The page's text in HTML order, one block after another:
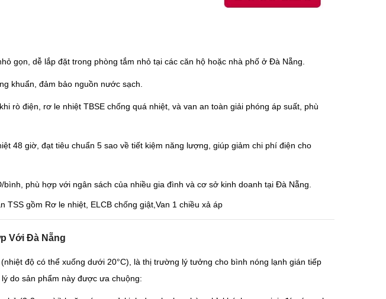
gọn, dễ lắp đặt trong phòng tắm nhỏ tại các căn hộ hoặc nhà phố ở Đà Nẵng.
khuẩn, đảm bảo nguồn nước sạch.
rò điện, rơ le nhiệt TBSE chống quá nhiệt, và van an toàn giải phóng áp suất, phù
48 giờ, đạt tiêu chuẩn 5 sao về tiết kiệm năng lượng, giúp giảm chi phí điện cho
phù hợp với ngân sách của nhiều gia đình và cơ sở kinh doanh tại Đà Nẵng.
Với Đà Nẵng
độ có thể xuống dưới 20°C), là thị trường lý tưởng cho bình nóng lạnh gián tiếp
do sản phẩm này được ưa chuộng: